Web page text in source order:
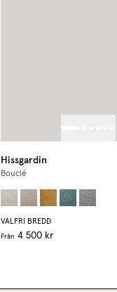
Hissgardin
Bouclé
VALFRI BREDD
Från 4 500 kr